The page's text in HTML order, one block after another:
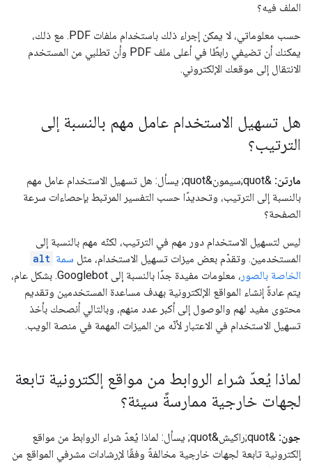
الملف فيه؟
حسب معلوماتي، لا يمكن إجراء ذلك باستخدام ملفات PDF. مع ذلك،
يمكنك أن تضيفي رابطًا في أعلى ملف PDF وأن تطلبي من المستخدم
الانتقال إلى موقعك الإلكتروني.
هل تسهيل الاستخدام عامل مهم بالنسبة إلى
الترتيب؟
مارتن:
&quot;سيمون&quot; يسأل: هل تسهيل الاستخدام عامل مهم
بالنسبة إلى الترتيب، وتحديدًا حسب التفسير المرتبط بإحصاءات سرعة
الصفحة؟
ليس لتسهيل الاستخدام دور مهم في الترتيب، لكنّه مهم بالنسبة إلى
المستخدمين. وتقدّم بعض ميزات تسهيل الاستخدام، مثل سمة alt
الخاصة بالصور
، معلومات مفيدة جدًا بالنسبة إلى Googlebot. بشكل عام،
يتم عادةً إنشاء المواقع الإلكترونية بهدف مساعدة المستخدمين وتقديم
محتوى مفيد لهم والوصول إلى أكبر عدد منهم، وبالتالي أنصحك بأخذ
تسهيل الاستخدام في الاعتبار لأنّه من الميزات المهمة في منصة الويب.
لماذا يُعدّ شراء الروابط من مواقع إلكترونية تابعة
لجهات خارجية ممارسةً سيئة؟
جون:
&quot;راكيش&quot; يسأل: لماذا يُعدّ شراء الروابط من مواقع
إلكترونية تابعة لجهات خارجية مخالفةً وفقًا لإرشادات مشرفي المواقع من